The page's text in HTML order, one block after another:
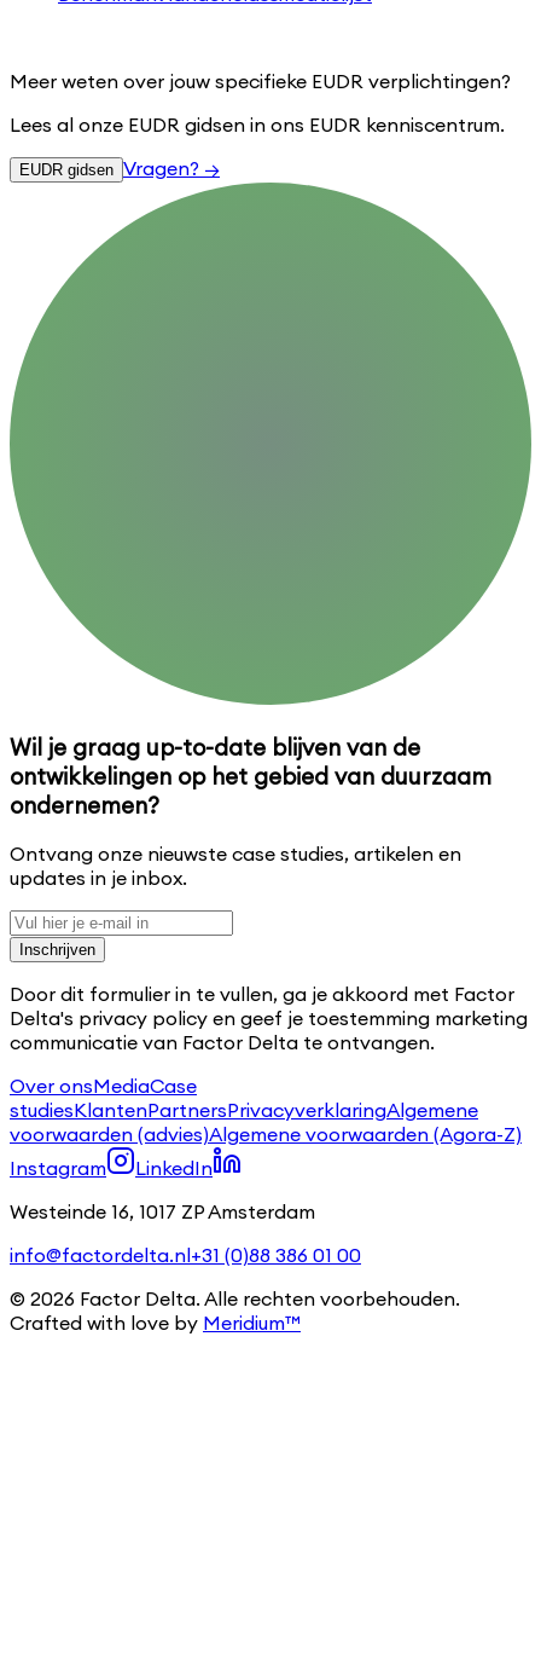
Meer weten over jouw specifieke EUDR verplichtingen?
Lees al onze EUDR gidsen in ons EUDR kenniscentrum.
EUDR gidsen Vragen? →
Wil je graag up-to-date blijven van de
ontwikkelingen op het gebied van duurzaam
ondernemen?
Ontvang onze nieuwste case studies, artikelen en
updates in je inbox.
Inschrijven
Door dit formulier in te vullen, ga je akkoord met Factor
Delta's privacy policy en geef je toestemming marketing
communicatie van Factor Delta te ontvangen.
Over onsMediaCase
studiesKlantenPartnersPrivacyverklaringAlgemene
voorwaarden (advies)Algemene voorwaarden (Agora-Z)
Instagram
LinkedIn
Westeinde 16, 1017 ZP Amsterdam
info@factordelta.nl+31 (0)88 386 01 00
© 2026 Factor Delta. Alle rechten voorbehouden.
Crafted with love by Meridium™